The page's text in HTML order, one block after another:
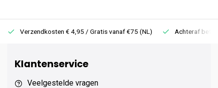
Verzendkosten € 4,95 / Gratis vanaf €75 (NL) Achteraf
Klantenservice
Veelgestelde vragen